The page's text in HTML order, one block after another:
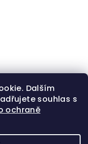
Dalším
souhlas s
ochraně